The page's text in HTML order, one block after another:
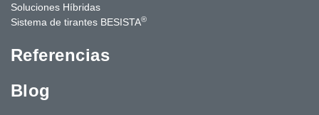
Soluciones Híbridas
Sistema de tirantes BESISTA®
Referencias
Blog